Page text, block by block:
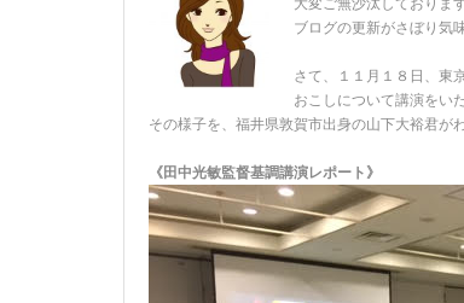
ブログの更新がさぼり気
さて、１１月１８日、東
おこしについて講演をい
その様子を、福井県敦賀市出身の山下大裕君が
《田中光敏監督基調講演レポート》